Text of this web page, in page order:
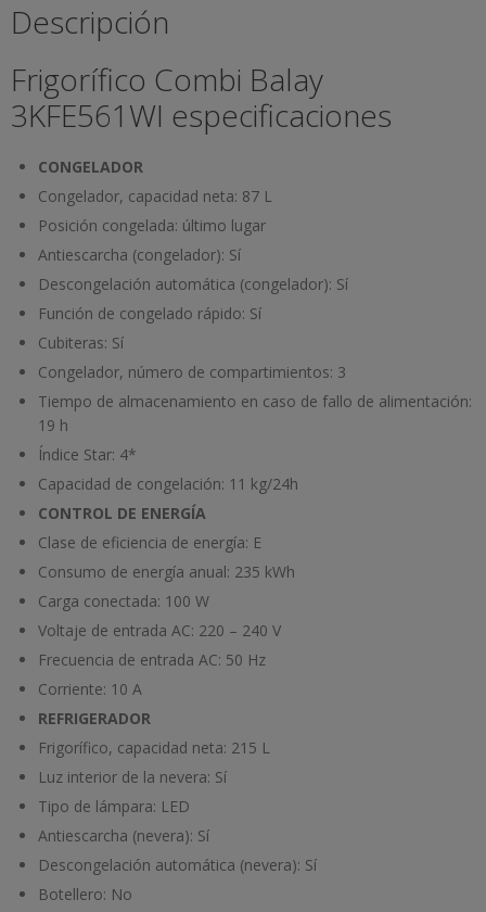
Descripción
Frigorífico Combi Balay
3KFE561WI especificaciones
CONGELADOR
Congelador, capacidad neta: 87 L
Posición congelada: último lugar
Antiescarcha (congelador): Sí
Descongelación automática (congelador): Sí
Función de congelado rápido: Sí
Cubiteras: Sí
Congelador, número de compartimientos: 3
Tiempo de almacenamiento en caso de fallo de alimentación:
19 h
Índice Star: 4*
Capacidad de congelación: 11 kg/24h
CONTROL DE ENERGÍA
Clase de eficiencia de energía: E
Consumo de energía anual: 235 kWh
Carga conectada: 100 W
Voltaje de entrada AC: 220 – 240 V
Frecuencia de entrada AC: 50 Hz
Corriente: 10 A
REFRIGERADOR
Frigorífico, capacidad neta: 215 L
Luz interior de la nevera: Sí
Tipo de lámpara: LED
Antiescarcha (nevera): Sí
Descongelación automática (nevera): Sí
Botellero: No